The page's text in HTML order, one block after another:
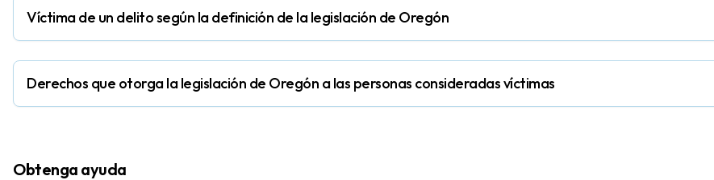
Víctima de un delito según la definición de la legislación de Oregón
Derechos que otorga la legislación de Oregón a las personas consideradas víctimas
Obtenga ayuda